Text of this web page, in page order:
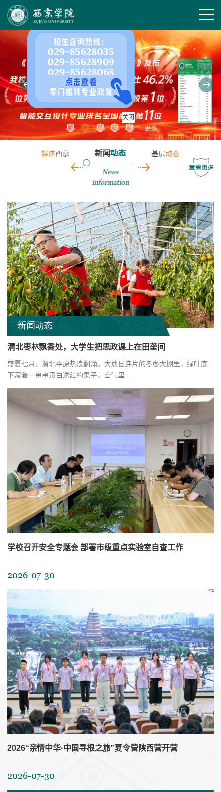
关闭 更多
媒体西京 新闻动态
News
information
基层动态
22
2026.07
学习强国 陕西日报：西京学院：扛起育人责
任 助力学子就业
本报记者 郭妍每到毕业季，西京学院电子商务专业指导老师孙
学博总会收到大量毕业生的求职咨询。2026届大数据管理与应
用专业的崔嘉豪是...
新闻动态
渭北枣林飘香处，大学生把思政课上在田垄间
盛夏七月，渭北平原热浪翻涌。大荔县连片的冬枣大棚里，绿叶底
下藏着一串串黄白透红的果子，空气里...
学校召开安全专题会 部署市级重点实验室自查工作
2026-07-30
2026“亲情中华·中国寻根之旅”夏令营陕西营开营
2026-07-30
2026.07.02
语学院，参观我校“文学翻译与数字人文陕西省高等学校重点实